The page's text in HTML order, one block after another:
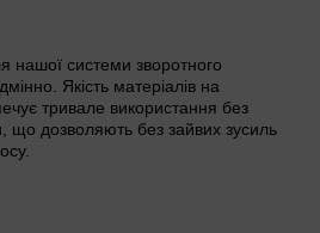
системи зворотного
Якість матеріалів на
тривале використання без
що дозволяють без зайвих зусиль